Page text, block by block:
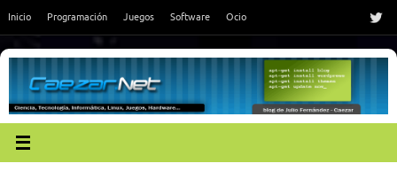
contenido
Inicio Programación Juegos Software Ocio